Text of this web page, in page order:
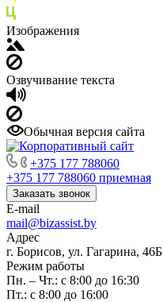
Изображения
Озвучивание текста
Обычная версия сайта
+375 177 788060
+375 177 788060 приемная
Заказать звонок
E-mail
mail@bizassist.by
Адрес
г. Борисов, ул. Гагарина, 46Б
Режим работы
Пн. – Чт.: с 8:00 до 16:30
Пт.: с 8:00 до 16:00